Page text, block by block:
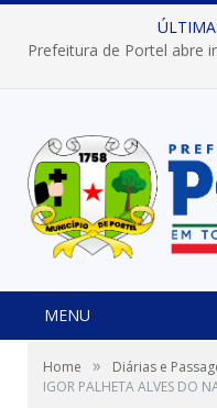
MENU
Home » Diárias e
IGOR PALHETA ALVES DO